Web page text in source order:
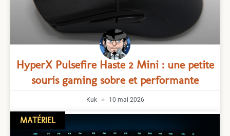
HyperX Pulsefire Haste 2 Mini : une petite
souris gaming sobre et performante
Kuk 10 mai 2026
MATÉRIEL